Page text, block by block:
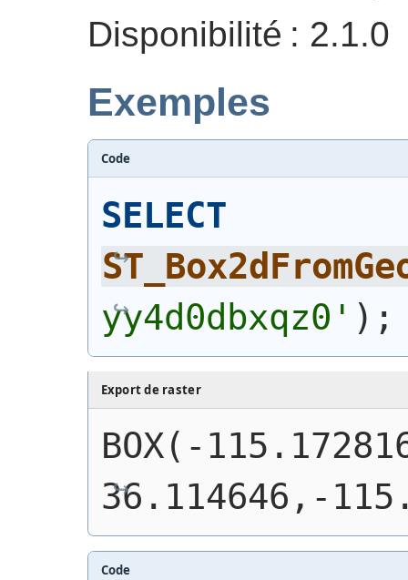
Disponibilité : 2.1.0
Exemples
Code
SELECT
yy4d0dbxqz0' ) ;
Export de raster
BOX(-
36.114646,-
Code